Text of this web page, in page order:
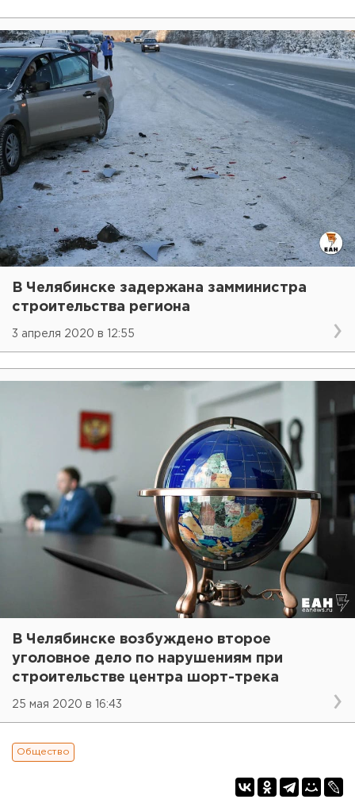
В Челябинске задержана замминистра
строительства региона
3 апреля 2020 в 12:55
В Челябинске возбуждено второе
уголовное дело по нарушениям при
строительстве центра шорт-трека
25 мая 2020 в 16:43
Общество